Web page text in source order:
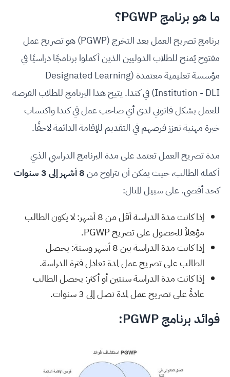
ما هو برنامج PGWP؟
برنامج تصريح العمل بعد التخرج (PGWP) هو تصريح عمل
مفتوح يُمنح للطلاب الدوليين الذين أكملوا برنامجًا دراسيًا في
مؤسسة تعليمية معتمدة (Designated Learning
Institution - DLI) في كندا. يتيح هذا البرنامج للطلاب الفرصة
للعمل بشكل قانوني لدى أي صاحب عمل في كندا واكتساب
خبرة مهنية تعزز فرصهم في التقديم للإقامة الدائمة لاحقًا.
مدة تصريح العمل تعتمد على مدة البرنامج الدراسي الذي
أكمله الطالب، حيث يمكن أن تتراوح من8 أشهر إلى 3 سنوات
كحد أقصى. على سبيل المثال:
إذا كانت مدة الدراسة أقل من 8 أشهر: لا يكون الطالب
مؤهلاً للحصول على تصريح PGWP.
إذا كانت مدة الدراسة بين 8 أشهر وسنة: يحصل
الطالب على تصريح عمل لمدة تعادل فترة الدراسة.
إذا كانت مدة الدراسة سنتين أو أكثر: يحصل الطالب
عادةً على تصريح عمل لمدة تصل إلى 3 سنوات.
فوائد برنامج PGWP: